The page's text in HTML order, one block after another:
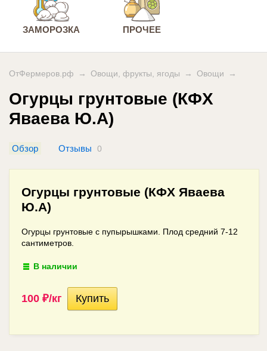
ЗАМОРОЗКА ПРОЧЕЕ
ОтФермеров.рф → Овощи, фрукты, ягоды → Овощи →
Огурцы грунтовые (КФХ
Яваева Ю.А)
Обзор Отзывы 0
Огурцы грунтовые (КФХ Яваева
Ю.А)
Огурцы грунтовые с пупырышками. Плод средний 7-12
сантиметров.
В наличии
100 ₽/кг